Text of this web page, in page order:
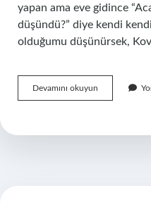
yapan ama eve gidince
düşündü?” diye kendi
olduğumu düşünürsek,
Devamını okuyun
burcu
nasıl